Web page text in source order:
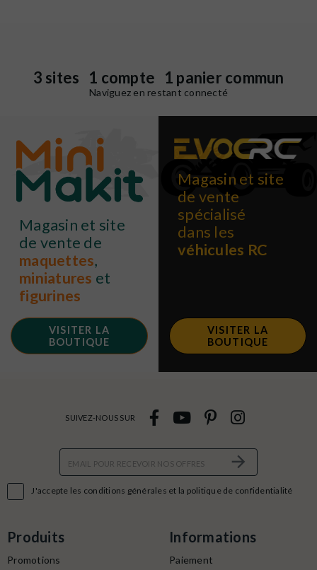
3 sites 1 compte 1 panier commun
Naviguez en restant connecté
Magasin et site
de vente de
maquettes,
miniatures et
figurines
VISITER LA
BOUTIQUE
Magasin et site
de vente
spécialisé
dans les
véhicules RC
VISITER LA
BOUTIQUE
J'accepte les conditions générales et la politique de confidentialité
SUIVEZ-NOUS SUR
Produits
Promotions
Informations
Paiement